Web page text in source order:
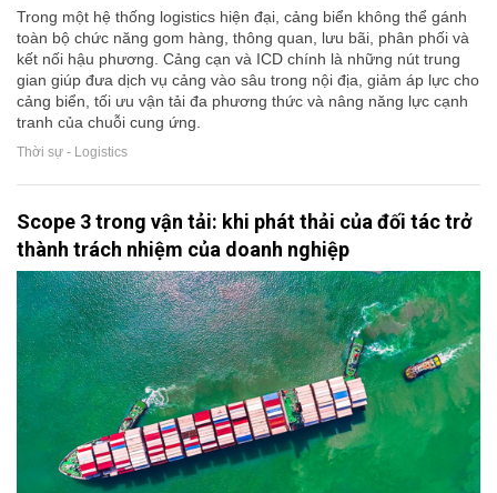
Trong một hệ thống logistics hiện đại, cảng biển không thể gánh
toàn bộ chức năng gom hàng, thông quan, lưu bãi, phân phối và
kết nối hậu phương. Cảng cạn và ICD chính là những nút trung
gian giúp đưa dịch vụ cảng vào sâu trong nội địa, giảm áp lực cho
cảng biển, tối ưu vận tải đa phương thức và nâng năng lực cạnh
tranh của chuỗi cung ứng.
Thời sự - Logistics
Scope 3 trong vận tải: khi phát thải của đối tác trở
thành trách nhiệm của doanh nghiệp